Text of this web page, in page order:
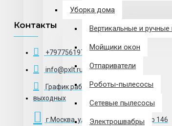
Уборка дома
Вертикальные и
Мойщики окон
Отпариватели
Роботы-пылесосы
Сетевые пылесосы
Электрошвабры
Контакты
+79775619766
info@pxlt.ru
График работы с 10:30 до 20:00, без
выходных
г.Москва, ул.Угрешская дом 2, стр 146